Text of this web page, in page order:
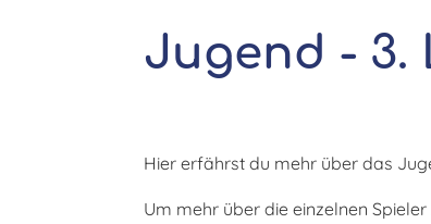
Jugend - 3.
Hier erfährst du mehr über das
Um mehr über die einzelnen